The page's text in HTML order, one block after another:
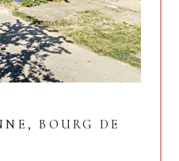
BOURG DE